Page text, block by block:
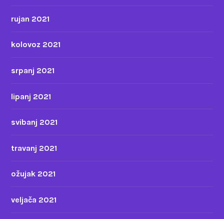
rujan 2021
kolovoz 2021
srpanj 2021
lipanj 2021
svibanj 2021
travanj 2021
ožujak 2021
veljača 2021